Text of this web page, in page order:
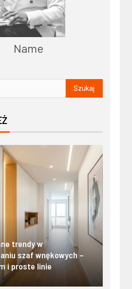
Name
trendy w
szaf wnękowych –
i proste linie